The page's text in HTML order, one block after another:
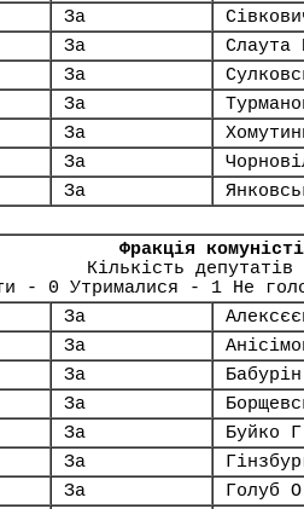
За
За Слаута
За
За
За
За
За
Фракція
Кількість
- 0 Утрималися - 1 Не
За
За
За
За
За Буйко
За
За Голуб